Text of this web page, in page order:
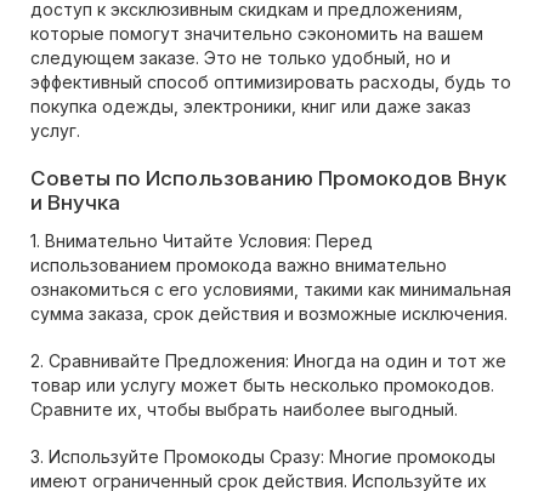
доступ к эксклюзивным скидкам и предложениям,
которые помогут значительно сэкономить на вашем
следующем заказе. Это не только удобный, но и
эффективный способ оптимизировать расходы, будь то
покупка одежды, электроники, книг или даже заказ
услуг.
Советы по Использованию Промокодов Внук
и Внучка
1. Внимательно Читайте Условия: Перед
использованием промокода важно внимательно
ознакомиться с его условиями, такими как минимальная
сумма заказа, срок действия и возможные исключения.
2. Сравнивайте Предложения: Иногда на один и тот же
товар или услугу может быть несколько промокодов.
Сравните их, чтобы выбрать наиболее выгодный.
3. Используйте Промокоды Сразу: Многие промокоды
имеют ограниченный срок действия. Используйте их